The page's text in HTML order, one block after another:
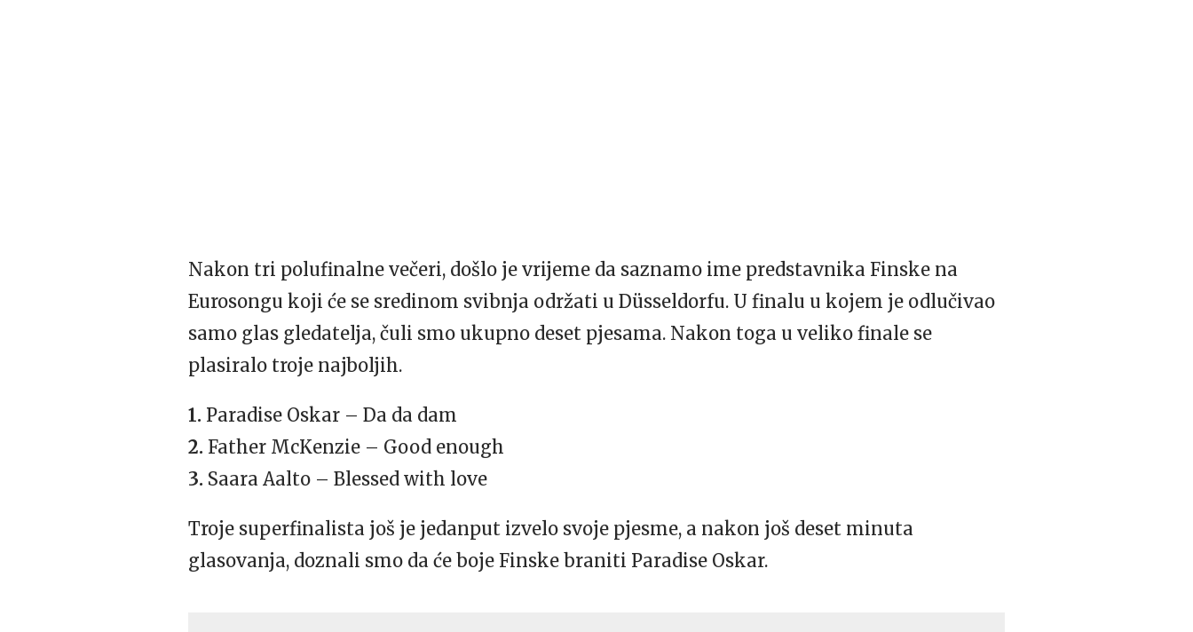
Nakon tri polufinalne večeri, došlo je vrijeme da saznamo ime predstavnika Finske na
Eurosongu koji će se sredinom svibnja održati u Düsseldorfu. U finalu u kojem je odlučivao
samo glas gledatelja, čuli smo ukupno deset pjesama. Nakon toga u veliko finale se
plasiralo troje najboljih.
1. Paradise Oskar – Da da dam
2. Father McKenzie – Good enough
3. Saara Aalto – Blessed with love
Troje superfinalista još je jedanput izvelo svoje pjesme, a nakon još deset minuta
glasovanja, doznali smo da će boje Finske braniti Paradise Oskar.